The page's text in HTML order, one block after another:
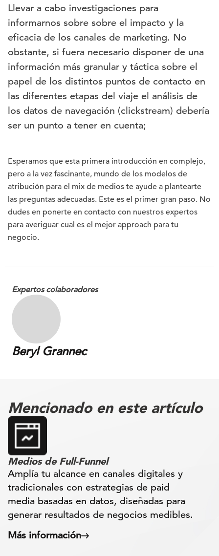
Llevar a cabo investigaciones para
informarnos sobre sobre el impacto y la
eficacia de los canales de marketing. No
obstante, si fuera necesario disponer de una
información más granular y táctica sobre el
papel de los distintos puntos de contacto en
las diferentes etapas del viaje el análisis de
los datos de navegación (clickstream) debería
ser un punto a tener en cuenta;
Esperamos que esta primera introducción en complejo,
pero a la vez fascinante, mundo de los modelos de
atribución para el mix de medios te ayude a plantearte
las preguntas adecuadas. Este es el primer gran paso. No
dudes en ponerte en contacto con nuestros expertos
para averiguar cual es el mejor approach para tu
negocio.
Expertos colaboradores
Beryl Grannec
Mencionado en este artículo
Medios de Full-Funnel
Amplía tu alcance en canales digitales y
tradicionales con estrategias de paid
media basadas en datos, diseñadas para
generar resultados de negocios medibles.
Más información